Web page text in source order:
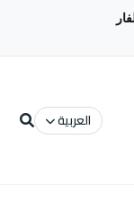
العربية